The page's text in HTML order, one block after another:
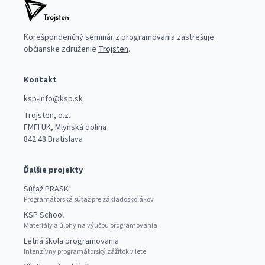
Korešpondenčný seminár z programovania zastrešuje
občianske združenie Trojsten.
Kontakt
ksp-info@ksp.sk
Trojsten, o.z.
FMFI UK, Mlynská dolina
842 48 Bratislava
Ďalšie projekty
Súťaž PRASK
Programátorská súťaž pre základoškolákov
KSP School
Materiály a úlohy na výučbu programovania
Letná škola programovania
Intenzívny programátorský zážitok v lete